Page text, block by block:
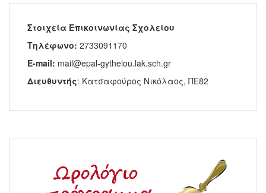
Στοιχεία Επικοινωνίας Σχολείου
Τηλέφωνο: 2733091170
E-mail: mail@epal-gytheiou.lak.sch.gr
Διευθυντής: Κατσαφούρος Νικόλαος, ΠΕ82